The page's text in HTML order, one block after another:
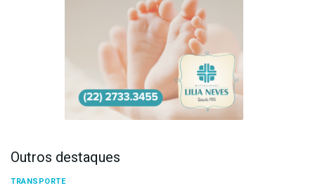
Outros destaques
TRANSPORTE